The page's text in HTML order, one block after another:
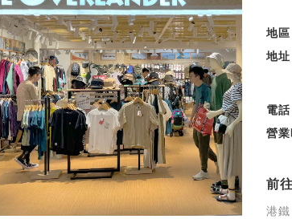
地區
地址
電話
營業
前
港